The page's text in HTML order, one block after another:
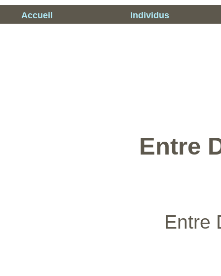
Accueil Individus
Entre
Entre